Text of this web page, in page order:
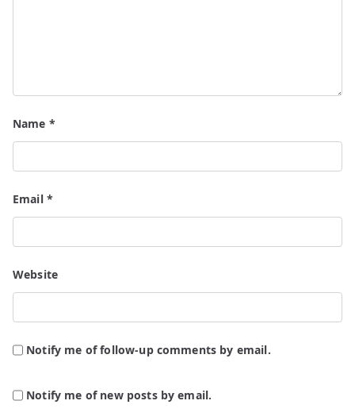
Name *
Email *
Website
Notify me of follow-up comments by email.
Notify me of new posts by email.